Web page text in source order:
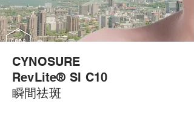
CYNOSURE
RevLite® SI C10
瞬間祛斑